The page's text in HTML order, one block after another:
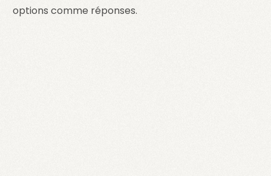
options comme réponses.